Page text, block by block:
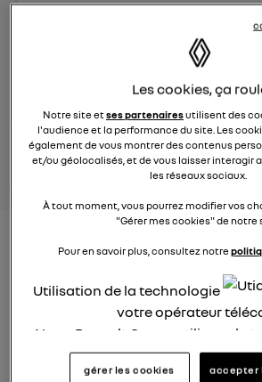
Le25 mars 2025à
Véhicules
posez une question
conseils Renault
consultez les
conseils
similaires
Aides aux frais
Elena42
25 janvier 2022à 17:24
recharge à domicile ?
Les cookies, ça
Notre site etses partenairesutilisent des
l'audience et la performance du site. Les
également de vous montrer des contenus
et/ou géolocalisés, et de vous laisser interagir
les réseaux sociaux.
À tout moment, vous pourrez modifier vos
"Gérer mes cookies" de notre
Pour en savoir plus, consultez notre
Utilisation de la technologie
votre opérateur
Nous, Renault Group, utilisons la
pour nos activités digitales
dans cette notice de
gérer les cookies accepter